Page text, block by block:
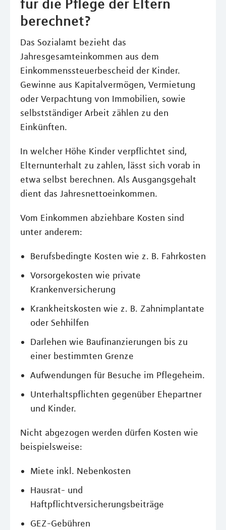
für die Pflege der Eltern
berechnet?
Das Sozialamt bezieht das
Jahresgesamteinkommen aus dem
Einkommenssteuerbescheid der Kinder.
Gewinne aus Kapitalvermögen, Vermietung
oder Verpachtung von Immobilien, sowie
selbstständiger Arbeit zählen zu den
Einkünften.
In welcher Höhe Kinder verpflichtet sind,
Elternunterhalt zu zahlen, lässt sich vorab in
etwa selbst berechnen. Als Ausgangsgehalt
dient das Jahresnettoeinkommen.
Vom Einkommen abziehbare Kosten sind
unter anderem:
Berufsbedingte Kosten wie z. B. Fahrkosten
Vorsorgekosten wie private
Krankenversicherung
Krankheitskosten wie z. B. Zahnimplantate
oder Sehhilfen
Darlehen wie Baufinanzierungen bis zu
einer bestimmten Grenze
Aufwendungen für Besuche im Pflegeheim.
Unterhaltspflichten gegenüber Ehepartner
und Kinder.
Nicht abgezogen werden dürfen Kosten wie
beispielsweise:
Miete inkl. Nebenkosten
Hausrat- und
Haftpflichtversicherungsbeiträge
GEZ-Gebühren